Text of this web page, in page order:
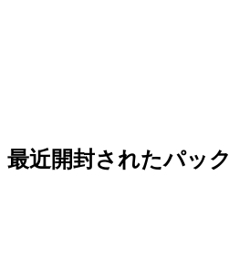
最近開封されたパック